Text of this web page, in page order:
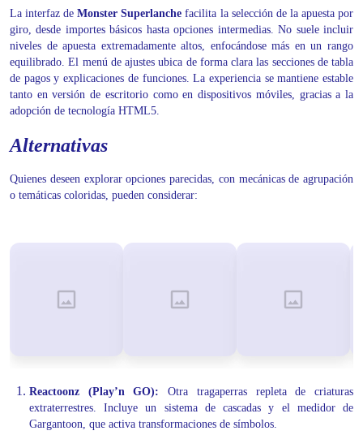
La interfaz deMonster Superlanche facilita la selección de la apuesta por
giro, desde importes básicos hasta opciones intermedias. No suele incluir
niveles de apuesta extremadamente altos, enfocándose más en un rango
equilibrado. El menú de ajustes ubica de forma clara las secciones de tabla
de pagos y explicaciones de funciones. La experiencia se mantiene estable
tanto en versión de escritorio como en dispositivos móviles, gracias a la
adopción de tecnología HTML5.
Alternativas
Quienes deseen explorar opciones parecidas, con mecánicas de agrupación
o temáticas coloridas, pueden considerar:
Reactoonz (Play’n GO): Otra tragaperras repleta de criaturas
extraterrestres. Incluye un sistema de cascadas y el medidor de
Gargantoon, que activa transformaciones de símbolos.